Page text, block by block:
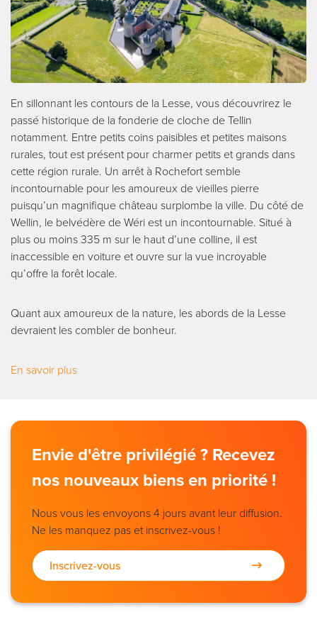
En sillonnant les contours de la Lesse, vous découvrirez le
passé historique de la fonderie de cloche de Tellin
notamment. Entre petits coins paisibles et petites maisons
rurales, tout est présent pour charmer petits et grands dans
cette région rurale. Un arrêt à Rochefort semble
incontournable pour les amoureux de vieilles pierre
puisqu’un magnifique château surplombe la ville. Du côté de
Wellin, le belvédère de Wéri est un incontournable. Situé à
plus ou moins 335 m sur le haut d’une colline, il est
inaccessible en voiture et ouvre sur la vue incroyable
qu’offre la forêt locale.
Quant aux amoureux de la nature, les abords de la Lesse
devraient les combler de bonheur.
En savoir plus
Envie d'être privilégié ? Recevez
nos nouveaux biens en priorité !
Nous vous les envoyons 4 jours avant leur diffusion.
Ne les manquez pas et inscrivez-vous !
Inscrivez-vous